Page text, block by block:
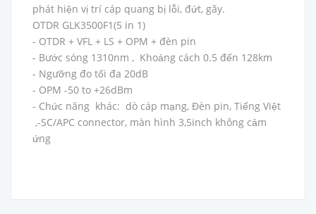
phát hiện vị trí cáp quang bị lỗi, đứt, gãy.
OTDR GLK3500F1(5 in 1)
- OTDR + VFL + LS + OPM + đèn pin
- Bước sóng 1310nm , Khoảng cách 0.5 đến 128km
- Ngưỡng đo tối đa 20dB
- OPM -50 to +26dBm
- Chức năng khác: dò cáp mạng, Đèn pin, Tiếng Việt
,-SC/APC connector, màn hình 3,5inch không cảm
ứng